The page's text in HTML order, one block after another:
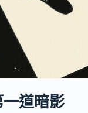
道暗影